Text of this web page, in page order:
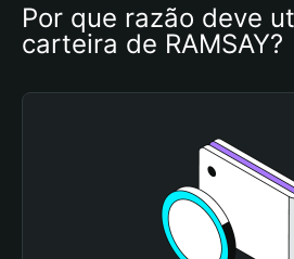
Por que razão deve
carteira de RAMSAY?